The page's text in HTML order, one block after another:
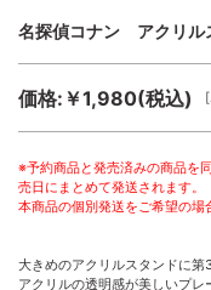
名探偵コナン アクリ
価格:￥1,980(税込)
※予約商品と発売済みの商品を
売日にまとめて発送されます。
本商品の個別発送をご希望の場
大きめのアクリルスタンドに第
アクリルの透明感が美しいプレ